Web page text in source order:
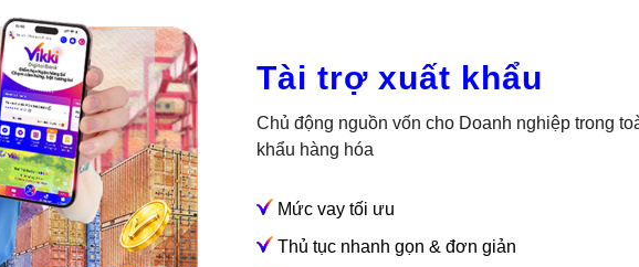
Tài trợ xuất khẩu
Chủ động nguồn vốn cho Doanh nghiệp trong
khẩu hàng hóa
Mức vay tối ưu
Thủ tục nhanh gọn & đơn giản